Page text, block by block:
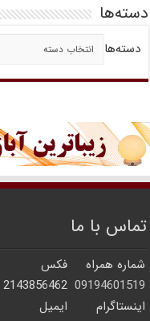
دسته‌ها
دسته‌ها
تماس با ما
شماره همراه
فکس
09194601519
2143856462
اینستاگرام
ایمیل